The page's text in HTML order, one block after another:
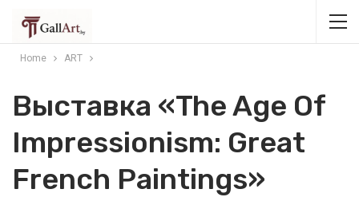
Home ART
Выставка «The Age Of
Impressionism: Great
French Paintings»